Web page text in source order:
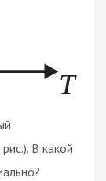
рис.). В какой